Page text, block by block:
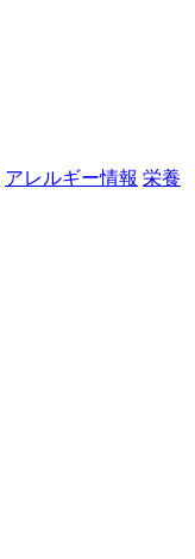
アレルギー情報 栄養